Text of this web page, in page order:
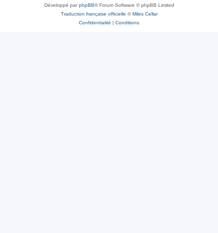
Développé parphpBB® Forum Software © phpBB Limited
Traduction française officielle ©Miles Cellar
Confidentialité | Conditions